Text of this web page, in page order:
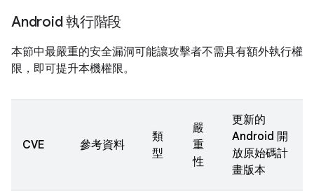
Android 執行階段
本節中最嚴重的安全漏洞可能讓攻擊者不需具有額外執行權
限，即可提升本機權限。
CVE 參考資料
類
型
嚴
重
性
更新的
Android 開
放原始碼計
畫版本